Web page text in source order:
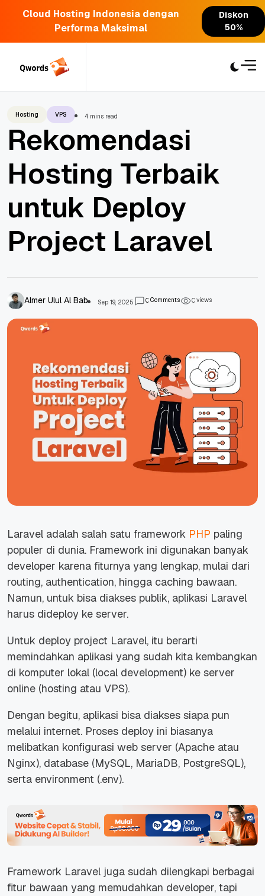
Cloud Hosting Indonesia dengan
Performa Maksimal
Diskon
50%
Hosting VPS 4 mins read
Rekomendasi
Hosting Terbaik
untuk Deploy
Project Laravel
Almer Ulul Al Bab Sep 19, 2025 0Comments 0views
Laravel adalah salah satu framework PHP paling
populer di dunia. Framework ini digunakan banyak
developer karena fiturnya yang lengkap, mulai dari
routing, authentication, hingga caching bawaan.
Namun, untuk bisa diakses publik, aplikasi Laravel
harus dideploy ke server.
Untuk deploy project Laravel, itu berarti
memindahkan aplikasi yang sudah kita kembangkan
di komputer lokal (local development) ke server
online (hosting atau VPS).
Dengan begitu, aplikasi bisa diakses siapa pun
melalui internet. Proses deploy ini biasanya
melibatkan konfigurasi web server (Apache atau
Nginx), database (MySQL, MariaDB, PostgreSQL),
serta environment (.env).
Framework Laravel juga sudah dilengkapi berbagai
fitur bawaan yang memudahkan developer, tapi